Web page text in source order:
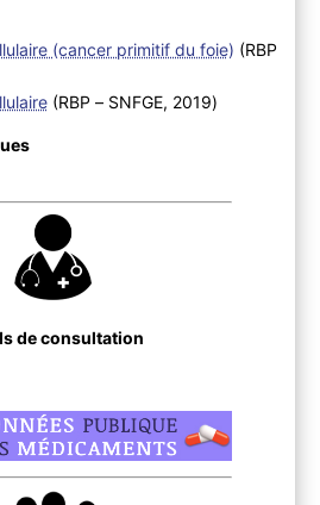
(cancer primitif du foie) (RBP
(RBP – SNFGE, 2019)
de consultation